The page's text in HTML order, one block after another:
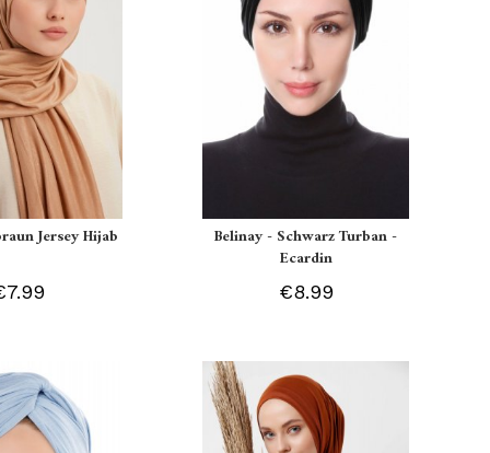
Jersey Hijab
Belinay - Schwarz Turban -
Ecardin
€8.99